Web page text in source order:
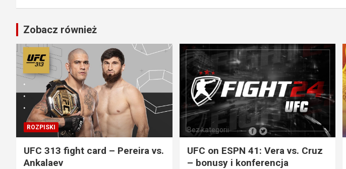
Zobacz również
ROZPISKI
UFC 313 fight card – Pereira vs.
Ankalaev
Bez kategorii
UFC on ESPN 41: Vera vs. Cruz
– bonusy i konferencja